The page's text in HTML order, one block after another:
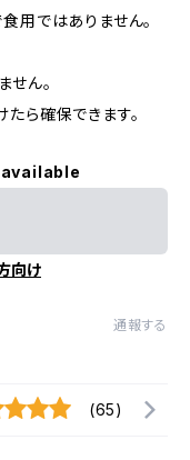
用ではありません。
ん。
ら確保できます。
向け
通報する
(65)